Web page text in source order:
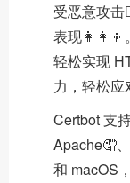
受恶意攻击
表现👩‍👩‍👦
轻松实现
力，轻松应
Certbot 支
Apache🤦
和 macOS